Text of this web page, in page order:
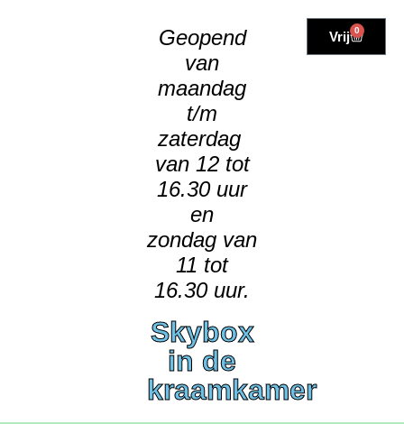
Geopend
van
maandag
t/m
zaterdag
van 12 tot
16.30 uur
en
zondag van
11 tot
16.30 uur.
Skybox
in de
kraamkamer
Vrij 0